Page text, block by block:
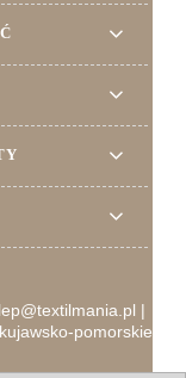
|
pomorskie